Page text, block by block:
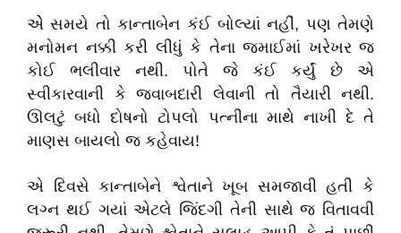
એે સમયે તો કાન્તાબેન કંઈ બોલ્યાં નહીં, પણ તેમણે
મનોમન નક્કી કરી લીધું કે તેના જમાઈમાં ખરેખર જ
કોઈ ભલીવાર નથી. પોતે જે કંઈ કર્યું છે એ
સ્વીકારવાની કે જવાબદારી લેવાની તો તૈયારી નથી.
ઊલટું બધો દોષનો ટોપલો પત્નીના માથે નાખી દે તે
માણસ બાયલો જ કહેવાય!
એ દિવસે કાન્તાબેને શ્વેતાને ખૂબ સમજાવી હતી કે
લગ્ન થઈ ગયાં એટલે જિંદગી તેની સાથે જ વિતાવવી